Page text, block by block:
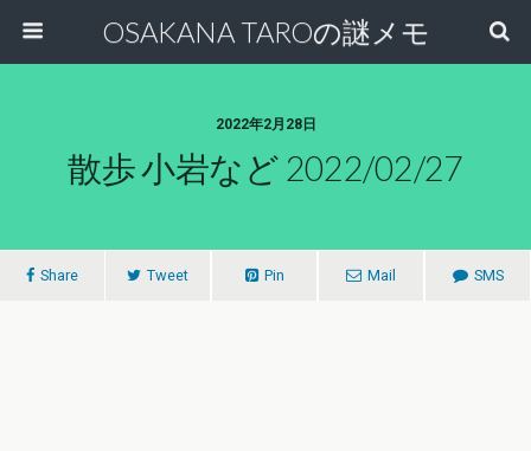
OSAKANA TAROの謎メモ
2022年2月28日
散歩 小岩など 2022/02/27
Share Tweet Pin Mail SMS